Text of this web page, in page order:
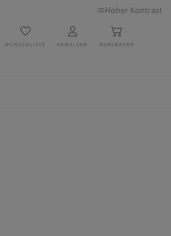
Hoher Kontrast
WUNSCHLISTE ANMELDEN WARENKORB